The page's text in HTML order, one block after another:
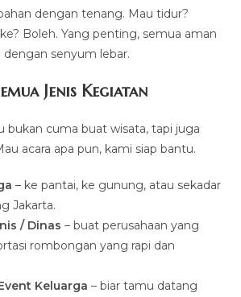
dengan tenang. Mau tidur?
Boleh. Yang penting, semua aman
senyum lebar.
Jenis Kegiatan
bukan cuma buat wisata, tapi juga
acara apa pun, kami siap bantu.
– ke pantai, ke gunung, atau sekadar
Jakarta.
/ Dinas – buat perusahaan yang
rombongan yang rapi dan
Keluarga – biar tamu datang